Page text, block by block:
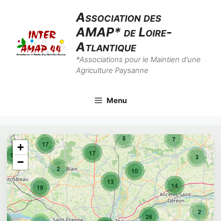
contenu
Association des
AMAP* de Loire-
Atlantique
*Associations pour le Maintien d'une
Agriculture Paysanne
Menu
7
8
3
2
14
17
17
2
10
19
10
26
13
+
−